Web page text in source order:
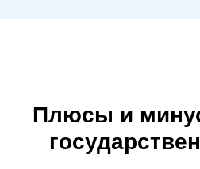
Плюсы и